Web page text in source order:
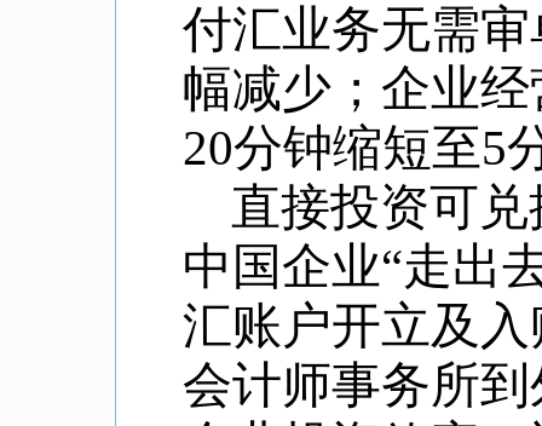
付汇业务无需
幅减少；企业
20分钟缩短至5
直接投资可兑
中国企业“走出
汇账户开立及
会计师事务所